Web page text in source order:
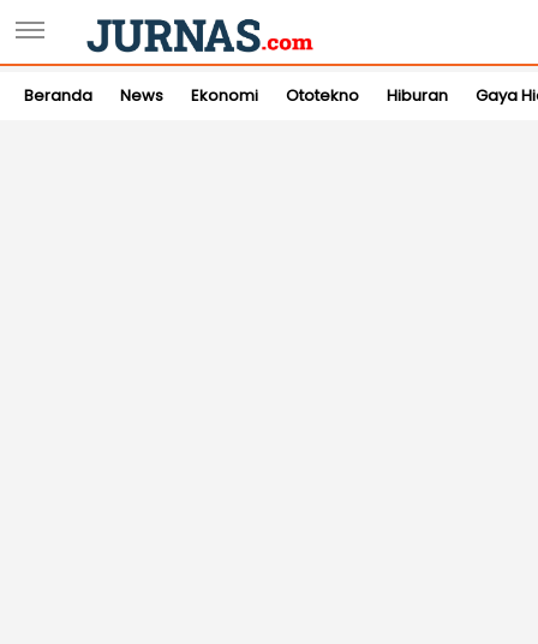
Beranda News Ekonomi Ototekno Hiburan Gaya